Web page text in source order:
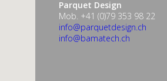
Parquet Design
Mob. +41 (0)79 353 98 22
info@parquetdesign.ch
info@bamatech.ch